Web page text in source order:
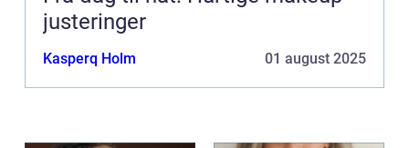
justeringer
Kasperq Holm 01 august 2025